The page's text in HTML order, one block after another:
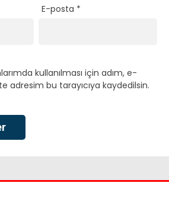
E-posta *
kullanılması için adım, e-
adresim bu tarayıcıya kaydedilsin.